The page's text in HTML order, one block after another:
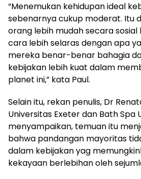
“Menemukan kehidupan ideal
sebenarnya cukup moderat. Itu
orang lebih mudah secara
cara lebih selaras dengan apa
mereka benar-benar bahagia
kebijakan lebih kuat dalam
planet ini,” kata Paul.
Selain itu, rekan penulis, Dr
Universitas Exeter dan Bath Spa
menyampaikan, temuan itu
bahwa pandangan mayoritas
dalam kebijakan yag
kekayaan berlebihan oleh